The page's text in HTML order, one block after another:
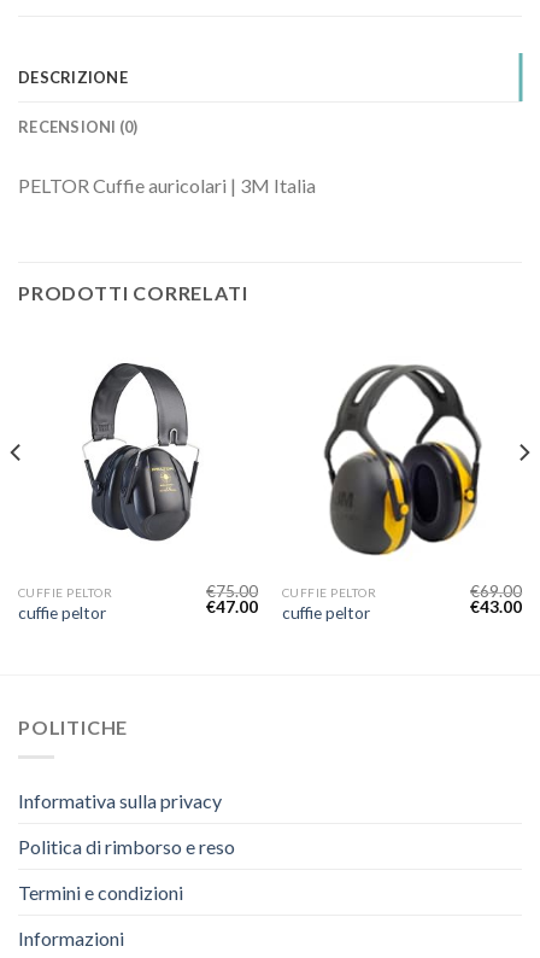
DESCRIZIONE
RECENSIONI (0)
PELTOR Cuffie auricolari | 3M Italia
PRODOTTI CORRELATI
CUFFIE PELTOR
cuffie peltor
€75.00
€47.00
CUFFIE PELTOR
cuffie peltor
€69.00
€43.00
POLITICHE
Informativa sulla privacy
Politica di rimborso e reso
Termini e condizioni
Informazioni